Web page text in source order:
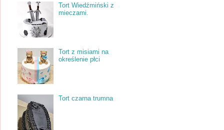
Tort Wiedźmiński z
mieczami.
Tort z misiami na
określenie płci
Tort czarna trumna